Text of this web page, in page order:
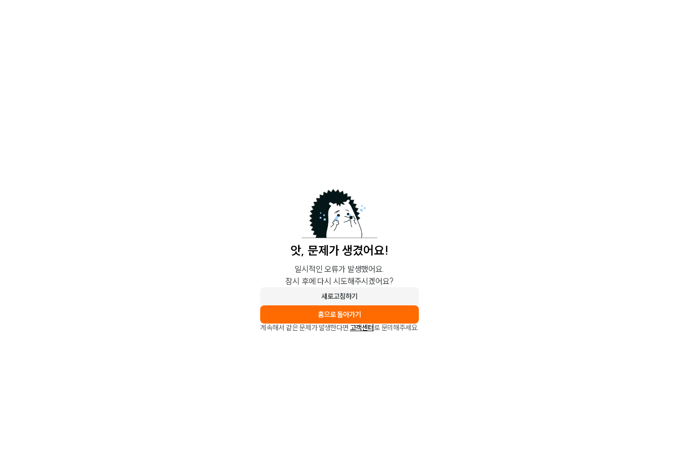
앗, 문제가 생겼어요!
일시적인 오류가 발생했어요.
잠시 후에 다시 시도해주시겠어요?
새로고침하기
홈으로 돌아가기
계속해서 같은 문제가 발생한다면 고객센터로 문의해주세요.